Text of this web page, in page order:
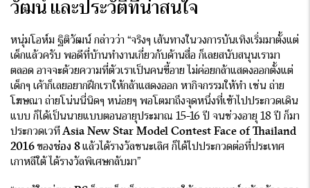
วัฒน์ และประวัติที่น่าสนใจ
หนุ่มโอห์ม ฐิติวัฒน์ กล่าวว่า “จริงๆ เส้นทางในวงการบันเทิงเริ่มมาตั้งแต่
เด็กแล้วครับ พอดีที่บ้านทำงานเกี่ยวกับด้านสื่อ ก็เลยสนับสนุนเรามา
ตลอด อาจจะด้วยความที่ตัวเราเป็นคนขี้อาย ไม่ค่อยกล้าแสดงออกตั้งแต่
เด็กๆ เค้าก็เลยอยากฝึกเราให้กล้าแสดงออก หากิจกรรมให้ทำ เช่น ถ่าย
โฆษณา ถ่ายโน่นนี่นิดๆ หน่อยๆ พอโตมาถึงจุดหนึ่งที่เข้าไปประกวดเดิน
แบบ ก็ได้เป็นนายแบบตอนอายุประมาณ 15-16 ปี จนช่วงอายุ 18 ปี ก็มา
ประกวดเวที Asia New Star Model Contest Face of Thailand
2016ของช่อง 8แล้วได้รางวัลชนะเลิศ ก็ได้ไปประกวดต่อที่ประเทศ
เกาหลีใต้ ได้รางวัลพิเศษกลับมา”